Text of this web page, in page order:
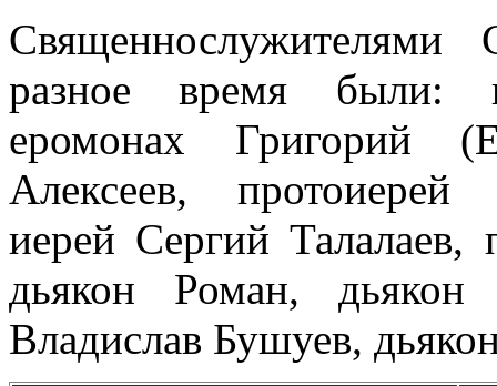
Священнослужителями
разное время были:
еромонах Григорий
Алексеев, протоиерей
иерей Сергий
дьякон Роман, дьякон
Владислав Бушуев,